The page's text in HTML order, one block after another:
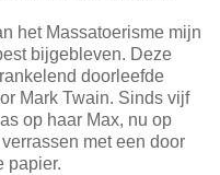
het Massatoerisme mijn
bijgebleven. Deze
doorleefde
Mark Twain. Sinds vijf
op haar Max, nu op
met een door
papier.